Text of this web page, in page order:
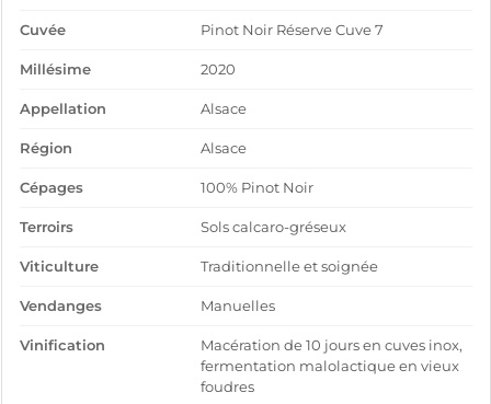
Cuvée Pinot Noir Réserve Cuve 7
Millésime 2020
Appellation Alsace
Région Alsace
Cépages 100% Pinot Noir
Terroirs Sols calcaro-gréseux
Viticulture Traditionnelle et soignée
Vendanges Manuelles
Vinification
Macération de 10 jours en cuves inox,
fermentation malolactique en vieux
foudres